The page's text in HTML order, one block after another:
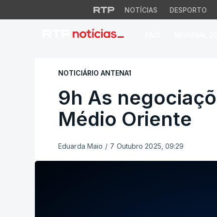
NOTÍCIAS DESPORTO
9h As
NOTICIÁRIO ANTENA1
9h As
Médio Oriente
Eduarda Maio / 7 Outubro 2025, 09:29